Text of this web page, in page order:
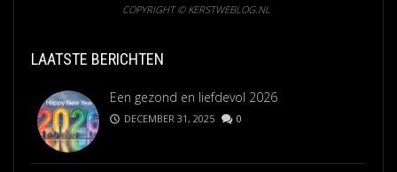
COPYRIGHT © KERSTWEBLOG.NL
LAATSTE BERICHTEN
Een gezond en liefdevol 2026
DECEMBER 31, 2025 0